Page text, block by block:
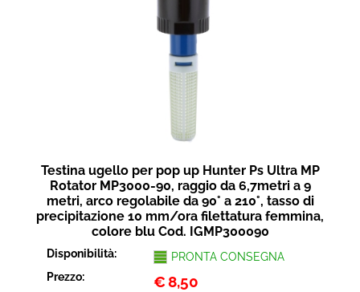
Testina ugello per pop up Hunter Ps Ultra MP
Rotator MP3000-90, raggio da 6,7metri a 9
metri, arco regolabile da 90° a 210°, tasso di
precipitazione 10 mm/ora filettatura femmina,
colore blu Cod. IGMP300090
Disponibilità:
PRONTA CONSEGNA
Prezzo:
€8,50